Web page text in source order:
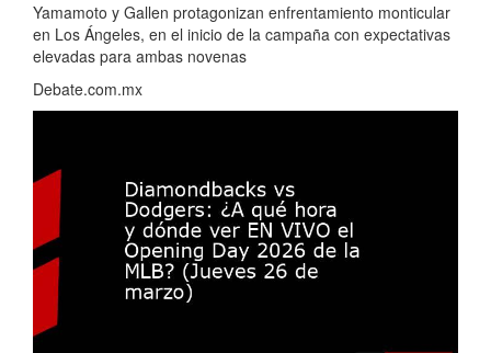
Yamamoto y Gallen protagonizan enfrentamiento monticular
en Los Ángeles, en el inicio de la campaña con expectativas
elevadas para ambas novenas
Debate.com.mx